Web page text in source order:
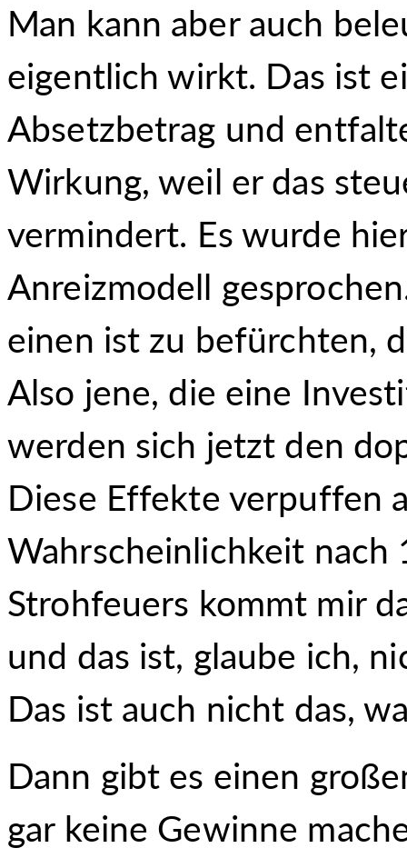
Man kann aber auch
eigentlich wirkt. Das ist
Absetzbetrag und
Wirkung, weil er das
vermindert. Es wurde
Anreizmodell
einen ist zu befürchten,
Also jene, die eine
werden sich jetzt den
Diese Effekte verpuffen
Wahrscheinlichkeit
Strohfeuers kommt mir
und das ist, glaube ich,
Das ist auch nicht das,
Dann gibt es einen
gar keine Gewinne